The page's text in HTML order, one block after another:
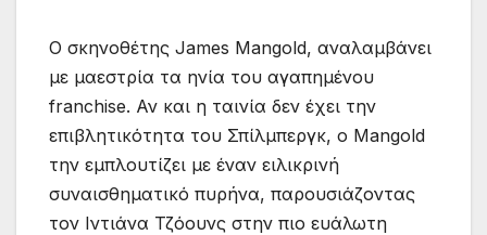
Ο σκηνοθέτης James Mangold, αναλαμβάνει
με μαεστρία τα ηνία του αγαπημένου
franchise. Αν και η ταινία δεν έχει την
επιβλητικότητα του Σπίλμπεργκ, ο Mangold
την εμπλουτίζει με έναν ειλικρινή
συναισθηματικό πυρήνα, παρουσιάζοντας
τον Ιντιάνα Τζόουνς στην πιο ευάλωτη